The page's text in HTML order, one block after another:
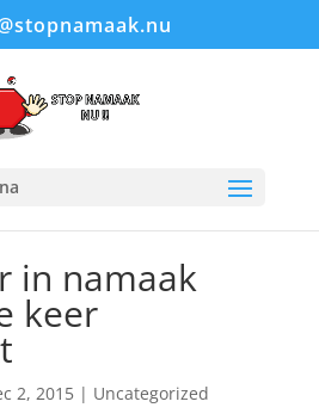
in namaak
keer
2, 2015| Uncategorized